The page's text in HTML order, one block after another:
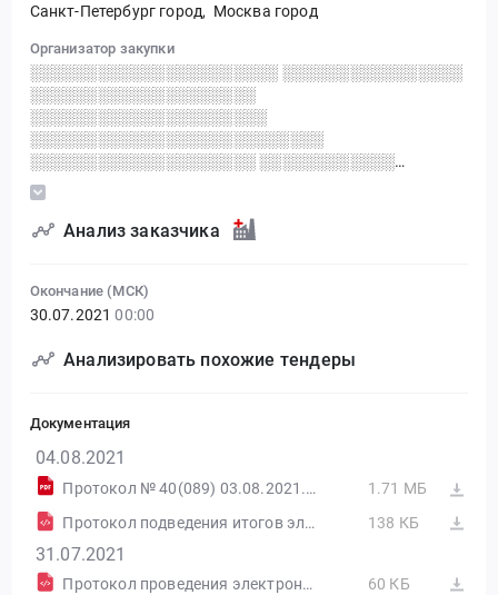
Санкт-Петербург город, Москва город
Организатор закупки
░░░░░░░░░░░░░░░░░░░░░░ ░░░░░░░░░░░░░░░░
░░░░░░░░░░░░░░░░░░░░
░░░░░░░░░░░░░░░░░░░░░
░░░░░░░░░░░░░░░░░░░░░░░░░░
░░░░░░░░░░░░░░░░░░░░ ░░░░░░░░░░░░
░░░░░░░░░░░░
░░░░░░░░░░░░░░░░░░░░░░░░
Анализ заказчика
Окончание (МСК)
30.07.2021 00:00
Анализировать похожие тендеры
Документация
04.08.2021
Протокол № 40(089) 03.08.2021.pdf
1.71 МБ
Протокол подведения итогов электронного аукциона от 03.08.2021 №0336100012521000089-3-1 (Печатная форма)
138 КБ
31.07.2021
Протокол проведения электронного аукциона от 30.07.2021 №0336100012521000089-2-1 (Печатная форма) 60 КБ